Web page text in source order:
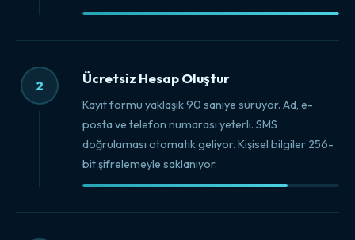
2 Ücretsiz Hesap Oluştur
Kayıt formu yaklaşık 90 saniye sürüyor. Ad, e-
posta ve telefon numarası yeterli. SMS
doğrulaması otomatik geliyor. Kişisel bilgiler 256-
bit şifrelemeyle saklanıyor.